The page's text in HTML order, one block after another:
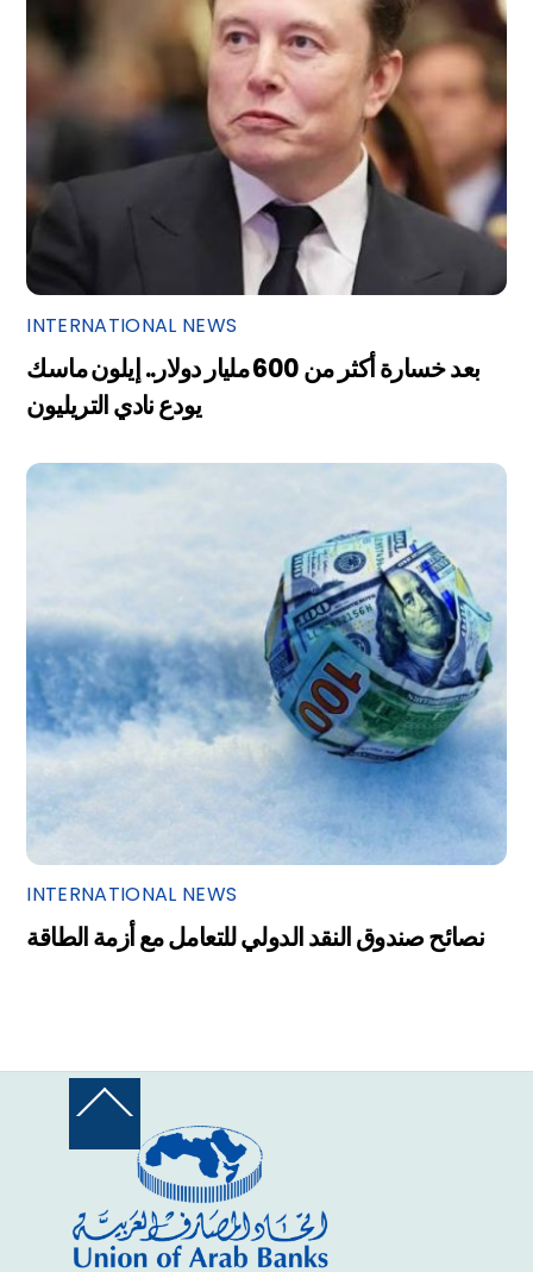
INTERNATIONAL NEWS
بعد خسارة أكثر من 600 مليار دولار.. إيلون ماسك
يودع نادي التريليون
INTERNATIONAL NEWS
نصائح صندوق النقد الدولي للتعامل مع أزمة الطاقة
Back
Top